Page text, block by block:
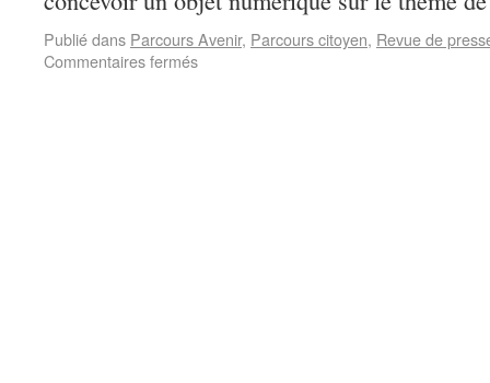
Publié dans Parcours Avenir, Parcours citoyen, Revue de
Commentaires fermés